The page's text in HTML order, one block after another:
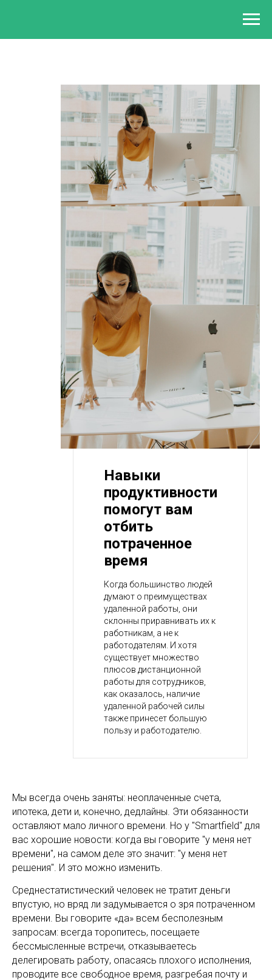
Навыки
продуктивности
помогут вам
отбить
потраченное
время
Когда большинство людей
думают о преимуществах
удаленной работы, они
склонны приравнивать их к
работникам, а не к
работодателям. И хотя
существует множество
плюсов дистанционной
работы для сотрудников,
как оказалось, наличие
удаленной рабочей силы
также принесет большую
пользу и работодателю.
Мы всегда очень заняты: неоплаченные счета,
ипотека, дети и, конечно, дедлайны. Эти обязанности
оставляют мало личного времени. Но у "Smartfield" для
вас хорошие новости: когда вы говорите "у меня нет
времени", на самом деле это значит: "у меня нет
решения". И это можно изменить.
Среднестатистический человек не тратит деньги
впустую, но вряд ли задумывается о зря потраченном
времени. Вы говорите «да» всем бесполезным
запросам: всегда торопитесь, посещаете
бессмысленные встречи, отказываетесь
делегировать работу, опасаясь плохого исполнения,
проводите все свободное время, разгребая почту и